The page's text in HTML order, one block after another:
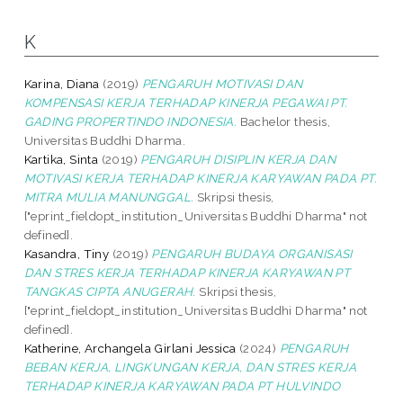
K
Karina, Diana (2019) PENGARUH MOTIVASI DAN
KOMPENSASI KERJA TERHADAP KINERJA PEGAWAI PT.
GADING PROPERTINDO INDONESIA. Bachelor thesis,
Universitas Buddhi Dharma.
Kartika, Sinta (2019) PENGARUH DISIPLIN KERJA DAN
MOTIVASI KERJA TERHADAP KINERJA KARYAWAN PADA PT.
MITRA MULIA MANUNGGAL. Skripsi thesis,
["eprint_fieldopt_institution_Universitas Buddhi Dharma" not
defined].
Kasandra, Tiny (2019) PENGARUH BUDAYA ORGANISASI
DAN STRES KERJA TERHADAP KINERJA KARYAWAN PT
TANGKAS CIPTA ANUGERAH. Skripsi thesis,
["eprint_fieldopt_institution_Universitas Buddhi Dharma" not
defined].
Katherine, Archangela Girlani Jessica (2024) PENGARUH
BEBAN KERJA, LINGKUNGAN KERJA, DAN STRES KERJA
TERHADAP KINERJA KARYAWAN PADA PT HULVINDO